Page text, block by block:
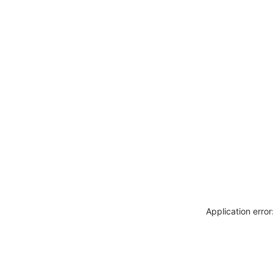
Application